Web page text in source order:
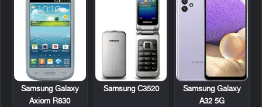
Samsung Galaxy
A32 5G
Samsung C3520
Samsung Galaxy
Axiom R830